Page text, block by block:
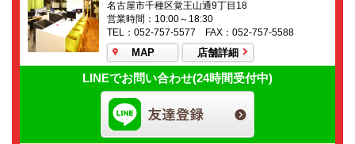
名古屋市千種区覚王山通9丁目18
営業時間：10:00～18:30
TEL：052-757-5577 FAX：052-757-5588
MAP 店舗詳細
LINEでお問い合わせ(24時間受付中)